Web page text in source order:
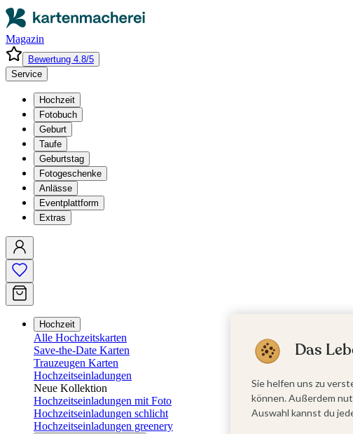
Magazin
Bewertung 4.8/5
Service
Hochzeit
Fotobuch
Geburt
Taufe
Geburtstag
Fotogeschenke
Anlässe
Eventplattform
Extras
Hochzeit
Alle Hochzeitskarten
Save-the-Date Karten
Trauzeugen Karten
Hochzeitseinladungen
Neue Kollektion
Hochzeitseinladungen mit Foto
Hochzeitseinladungen schlicht
Hochzeitseinladungen greenery
Das
Sie helfen uns zu
können. Außerdem
Auswahl kannst du